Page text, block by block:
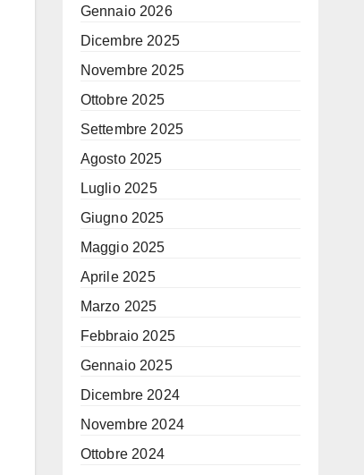
Gennaio 2026
Dicembre 2025
Novembre 2025
Ottobre 2025
Settembre 2025
Agosto 2025
Luglio 2025
Giugno 2025
Maggio 2025
Aprile 2025
Marzo 2025
Febbraio 2025
Gennaio 2025
Dicembre 2024
Novembre 2024
Ottobre 2024